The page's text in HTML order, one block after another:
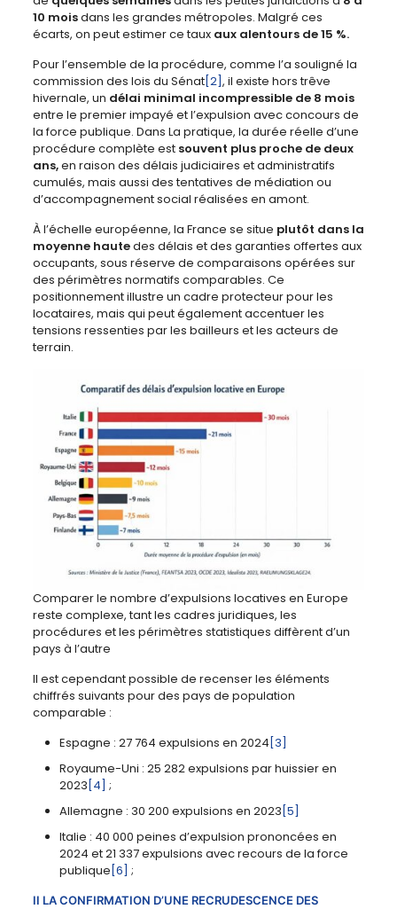
10 moisdans les grandes métropoles. Malgré ces
écarts, on peut estimer ce taux aux alentours de 15 %.
Pour l’ensemble de la procédure, comme l’a souligné la
commission des lois du Sénat[2], il existe hors trêve
hivernale, un délai minimal incompressible de 8 mois
entre le premier impayé et l’expulsion avec concours de
la force publique. Dans La pratique, la durée réelle d’une
procédure complète est souvent plus proche de deux
ans,en raison des délais judiciaires et administratifs
cumulés, mais aussi des tentatives de médiation ou
d’accompagnement social réalisées en amont.
À l’échelle européenne, la France se situe plutôt dans la
moyenne hautedes délais et des garanties offertes aux
occupants, sous réserve de comparaisons opérées sur
des périmètres normatifs comparables. Ce
positionnement illustre un cadre protecteur pour les
locataires, mais qui peut également accentuer les
tensions ressenties par les bailleurs et les acteurs de
terrain.
Comparer le nombre d’expulsions locatives en Europe
reste complexe, tant les cadres juridiques, les
procédures et les périmètres statistiques diffèrent d’un
pays à l’autre
Il est cependant possible de recenser les éléments
chiffrés suivants pour des pays de population
comparable :
Espagne : 27 764 expulsions en 2024 [3]
Royaume-Uni : 25 282 expulsions par huissier en
2023 [4] ;
Allemagne : 30 200 expulsions en 2023 [5]
Italie : 40 000 peines d’expulsion prononcées en
2024 et 21 337 expulsions avec recours de la force
publique [6] ;
II LA CONFIRMATION D’UNE RECRUDESCENCE DES